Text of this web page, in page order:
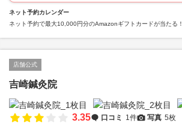
ネット予約カレンダー
ネット予約で最大10,000円分のAmazonギフトカードが当たる！
店舗公式
吉崎鍼灸院
3.35 口コミ 1件 写真 5枚